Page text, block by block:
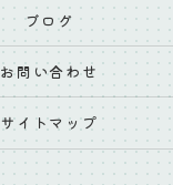
ブログ
お問い合わせ
サイトマップ